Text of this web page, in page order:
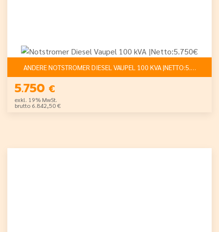
ANDERE NOTSTROMER DIESEL VAUPEL 100 KVA |NETTO:5.750€
5.750 €
exkl. 19% MwSt.
brutto 6.842,50 €